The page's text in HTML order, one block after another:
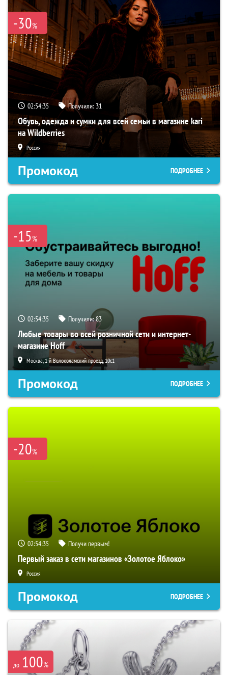
-30%
02:54:35 Получили: 31
Обувь, одежда и сумки для всей семьи в магазине kari
на Wildberries
Россия
Промокод ПОДРОБНЕЕ
-15%
02:54:35 Получили:83
Любые товары во всей розничной сети и интернет-
магазине Hoff
Москва, 1-й Волоколамский проезд, 10с1
Промокод ПОДРОБНЕЕ
-20%
02:54:35 Получи первым!
Первый заказ в сети магазинов «Золотое Яблоко»
Россия
Промокод ПОДРОБНЕЕ
до 100%